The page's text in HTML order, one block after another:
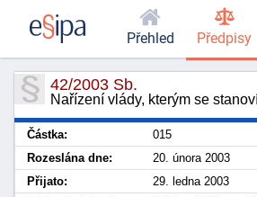
42/2003 Sb.
Nařízení vlády, kterým se
Částka: 015
Rozeslána dne:
20. února 2003
Přijato:
29. ledna 2003
Přehled Předpisy